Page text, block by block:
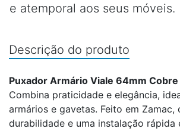
e atemporal aos seus móveis.
Descrição do produto
Puxador Armário Viale 64mm Cobre
Combina praticidade e elegância,
armários e gavetas. Feito em Zamac,
durabilidade e uma instalação rápida